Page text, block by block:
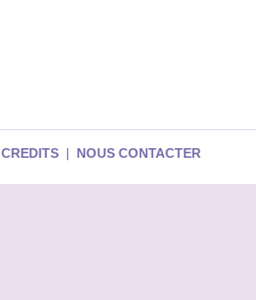
CREDITS | NOUS CONTACTER